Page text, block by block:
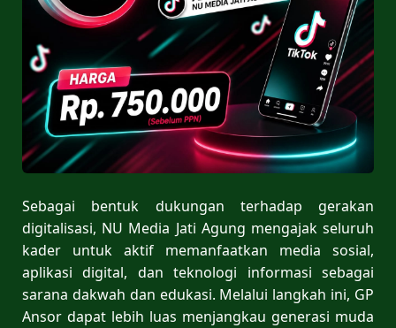
Sebagai bentuk dukungan terhadap gerakan
digitalisasi, NU Media Jati Agung mengajak seluruh
kader untuk aktif memanfaatkan media sosial,
aplikasi digital, dan teknologi informasi sebagai
sarana dakwah dan edukasi. Melalui langkah ini, GP
Ansor dapat lebih luas menjangkau generasi muda